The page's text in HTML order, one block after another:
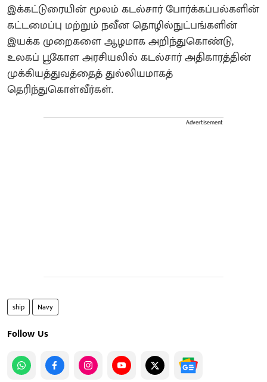
இக்கட்டுரையின் மூலம் கடல்சார் போர்க்கப்பல்களின்
கட்டமைப்பு மற்றும் நவீன தொழில்நுட்பங்களின்
இயக்க முறைகளை ஆழமாக அறிந்துகொண்டு,
உலகப் பூகோள அரசியலில் கடல்சார் அதிகாரத்தின்
முக்கியத்துவத்தைத் துல்லியமாகத்
தெரிந்துகொள்வீர்கள்.
Advertisement
ship Navy
Follow Us